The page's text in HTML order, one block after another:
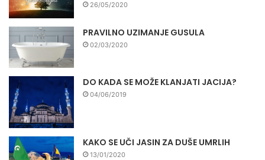
26/05/2020
PRAVILNO UZIMANJE GUSULA
02/03/2020
DO KADA SE MOŽE KLANJATI JACIJA?
04/06/2019
KAKO SE UČI JASIN ZA DUŠE UMRLIH
13/01/2020